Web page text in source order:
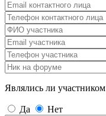
Являлись ли
Да Нет